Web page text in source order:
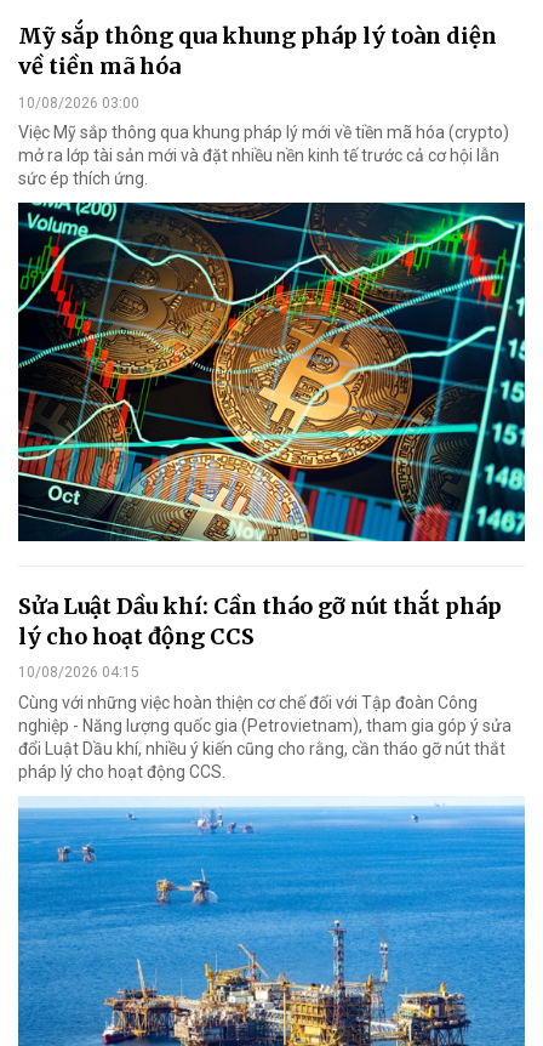
Mỹ sắp thông qua khung pháp lý toàn diện
về tiền mã hóa
10/08/2026 03:00
Việc Mỹ sắp thông qua khung pháp lý mới về tiền mã hóa (crypto)
mở ra lớp tài sản mới và đặt nhiều nền kinh tế trước cả cơ hội lẫn
sức ép thích ứng.
Sửa Luật Dầu khí: Cần tháo gỡ nút thắt pháp
lý cho hoạt động CCS
10/08/2026 04:15
Cùng với những việc hoàn thiện cơ chế đối với Tập đoàn Công
nghiệp - Năng lượng quốc gia (Petrovietnam), tham gia góp ý sửa
đổi Luật Dầu khí, nhiều ý kiến cũng cho rằng, cần tháo gỡ nút thắt
pháp lý cho hoạt động CCS.